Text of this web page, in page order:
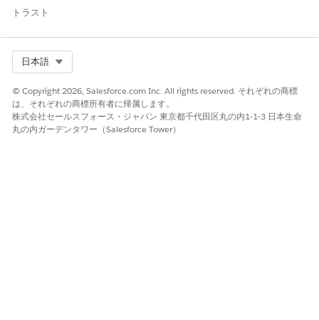
この記事で問題は解決されましたか?
トラスト
日本語
© Copyright 2026, Salesforce.com Inc. All rights reserved. それぞれの商標
は、それぞれの商標所有者に帰属します。
株式会社セールスフォース・ジャパン 東京都千代田区丸の内1-1-3 日本生命
丸の内ガーデンタワー（Salesforce Tower）